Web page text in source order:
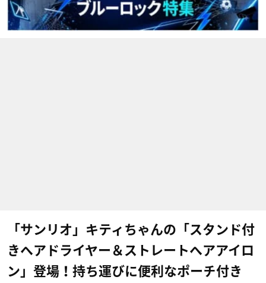
「サンリオ」キティちゃんの「スタンド付
きヘアドライヤー＆ストレートヘアアイロ
ン」登場！持ち運びに便利なポーチ付き